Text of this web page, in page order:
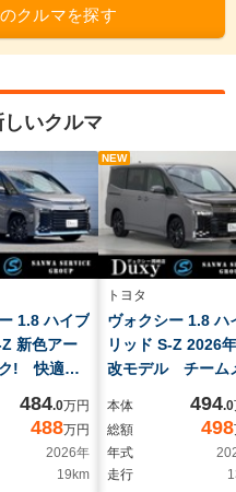
クルマを探す
いクルマ
1.8 ハイブ
Z 新色アー
! 快適利
ムメイトア
パーク デ
ナーミラ
484.0万円
488万円
2026年
19 km
NEW
トヨタ
ヴォクシー 1.8 ハ
リッド S-Z 2026
改モデル チーム
ク 快適利便パッ
ジHi デジタルイ
ーミラー ユニバ
本体 494.0
総額
498
年式
走行